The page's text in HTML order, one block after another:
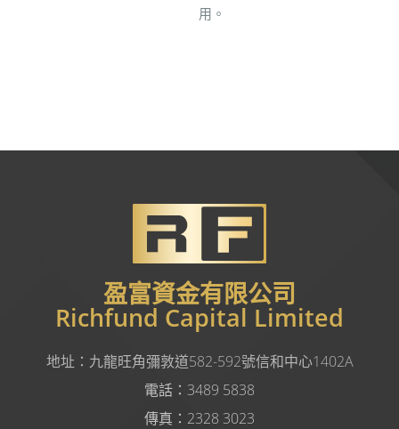
用。
盈富資金有限公司
Richfund Capital Limited
地址： 九龍旺角彌敦道582-592號信和中心1402A
電話：3489 5838
傳真：2328 3023